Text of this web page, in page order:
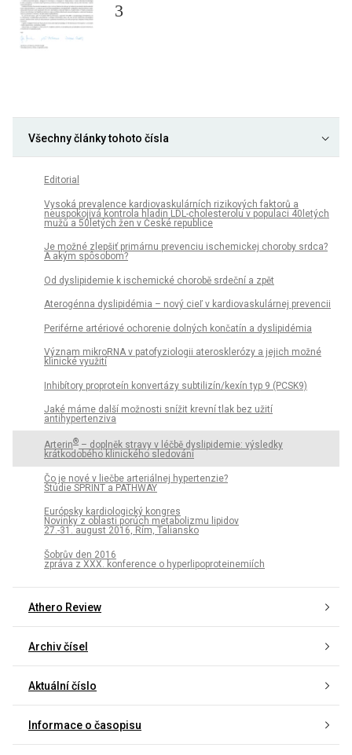
3
Všechny články tohoto čísla
Editorial
Vysoká prevalence kardiovaskulárních rizikových faktorů a
neuspokojivá kontrola hladin LDL-cholesterolu v populaci 40letých
mužů a 50letých žen v České republice
Je možné zlepšiť primárnu prevenciu ischemickej choroby srdca?
A akým spôsobom?
Od dyslipidemie k ischemické chorobě srdeční a zpět
Aterogénna dyslipidémia – nový cieľ v kardiovaskulárnej prevencii
Periférne artériové ochorenie dolných končatín a dyslipidémia
Význam mikroRNA v patofyziologii aterosklerózy a jejich možné
klinické využití
Inhibítory proproteín konvertázy subtilizín/kexín typ 9 (PCSK9)
Jaké máme další možnosti snížit krevní tlak bez užití
antihypertenziva
Arterin® – doplněk stravy v léčbě dyslipidemie: výsledky
krátkodobého klinického sledování
Čo je nové v liečbe arteriálnej hypertenzie?
Štúdie SPRINT a PATHWAY
Európsky kardiologický kongres
Novinky z oblasti porúch metabolizmu lipidov
27.-31. august 2016, Rím, Taliansko
Šobrův den 2016
zpráva z XXX. konference o hyperlipoproteinemiích
Athero Review
Archiv čísel
Aktuální číslo
Informace o časopisu